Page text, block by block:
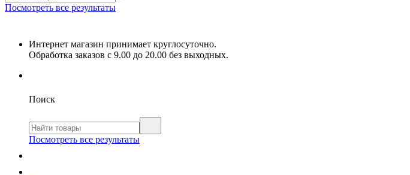
Посмотреть все результаты
Интернет магазин принимает круглосуточно.
Обработка заказов с 9.00 до 20.00 без выходных.
Поиск
Посмотреть все результаты